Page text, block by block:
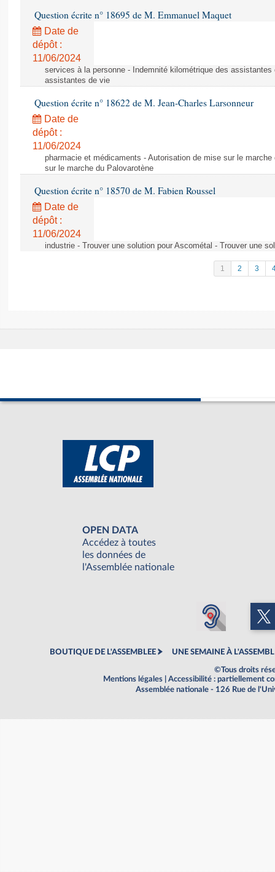
Question écrite n° 18695 de M. Emmanuel Maquet
Date de
dépôt :
11/06/2024
services à la personne - Indemnité kilométrique des
assistantes de vie
Question écrite n° 18622 de M. Jean-Charles Larsonneur
Date de
dépôt :
11/06/2024
pharmacie et médicaments - Autorisation de mise sur le
sur le marche du Palovarotène
Question écrite n° 18570 de M. Fabien Roussel
Date de
dépôt :
11/06/2024
industrie - Trouver une solution pour Ascométal - Trouver une
1 2 3
OPEN DATA
Accédez à toutes
les données de
l'Assemblée nationale
BOUTIQUE DE L'ASSEMBLEE UNE SEMAINE À
©Tous droits
Mentions légales
Accessibilité : partiellement
Assemblée nationale - 126 Rue de